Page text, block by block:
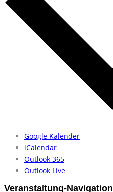
Goog­le Ka­len­der
iCal­en­dar
Out­look 365
Out­look Live
Veranstaltung-Navigation